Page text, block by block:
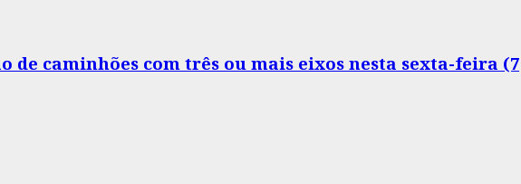
de caminhões com três ou mais eixos nesta sexta-feira